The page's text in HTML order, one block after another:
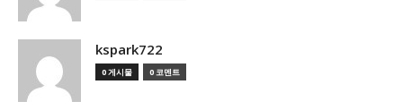
kspark722
0 게시물 0 코멘트